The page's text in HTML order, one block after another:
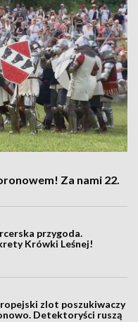
Za nami 22.
przygoda.
Krówki Leśnej!
zlot poszukiwaczy
Detektoryści ruszą